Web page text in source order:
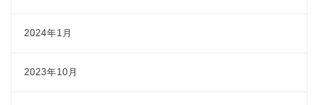
2024年1月
2023年10月